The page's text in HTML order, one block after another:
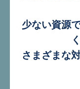
少ない資源
さまざまな